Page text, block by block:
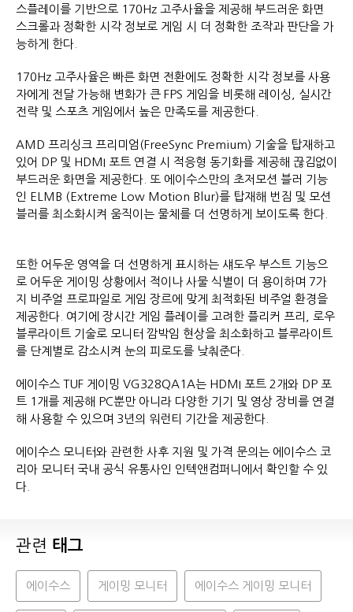
스플레이를 기반으로 170Hz 고주사율을 제공해 부드러운 화면
스크롤과 정확한 시각 정보로 게임 시 더 정확한 조작과 판단을 가
능하게 한다.
170Hz 고주사율은 빠른 화면 전환에도 정확한 시각 정보를 사용
자에게 전달 가능해 변화가 큰 FPS 게임을 비롯해 레이싱, 실시간
전략 및 스포츠 게임에서 높은 만족도를 제공한다.
AMD 프리싱크 프리미엄(FreeSync Premium) 기술을 탑재하고
있어 DP 및 HDMI 포트 연결 시 적응형 동기화를 제공해 끊김없이
부드러운 화면을 제공한다. 또 에이수스만의 초저모션 블러 기능
인 ELMB (Extreme Low Motion Blur)를 탑재해 번짐 및 모션
블러를 최소화시켜 움직이는 물체를 더 선명하게 보이도록 한다.
또한 어두운 영역을 더 선명하게 표시하는 섀도우 부스트 기능으
로 어두운 게이밍 상황에서 적이나 사물 식별이 더 용이하며 7가
지 비주얼 프로파일로 게임 장르에 맞게 최적화된 비주얼 환경을
제공한다. 여기에 장시간 게임 플레이를 고려한 플리커 프리, 로우
블루라이트 기술로 모니터 깜박임 현상을 최소화하고 블루라이트
를 단계별로 감소시켜 눈의 피로도를 낮춰준다.
에이수스 TUF 게이밍 VG328QA1A는 HDMI 포트 2개와 DP 포
트 1개를 제공해 PC뿐만 아니라 다양한 기기 및 영상 장비를 연결
해 사용할 수 있으며 3년의 워런티 기간을 제공한다.
에이수스 모니터와 관련한 사후 지원 및 가격 문의는 에이수스 코
리아 모니터 국내 공식 유통사인 인텍앤컴퍼니에서 확인할 수 있
다.
관련 태그
에이수스 게이밍 모니터 에이수스 게이밍 모니터